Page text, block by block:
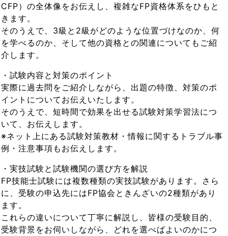
CFP）の全体像をお伝えし、複雑なFP資格体系をひもと
きます。
そのうえで、3級と2級がどのような位置づけなのか、何
を学べるのか、そして他の資格との関連についてもご紹
介します。
・試験内容と対策のポイント
実際に過去問をご紹介しながら、出題の特徴、対策のポ
イントについてお伝えいたします。
そのうえで、短時間で効果を出せる試験対策学習法につ
いて、お伝えします。
※ネット上にある試験対策教材・情報に関するトラブル事
例・注意事項もお伝えします。
・実技試験と試験機関の選び方を解説
FP技能士試験には複数種類の実技試験があります。さら
に、受験の申込先にはFP協会ときんざいの2種類があり
ます。
これらの違いについて丁寧に解説し、皆様の受験目的、
受験背景をお伺いしながら、どれを選べばよいのかにつ